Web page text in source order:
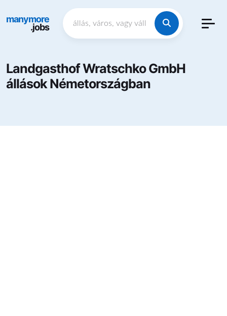
manymore
.jobs
Landgasthof Wratschko GmbH
állások Németországban